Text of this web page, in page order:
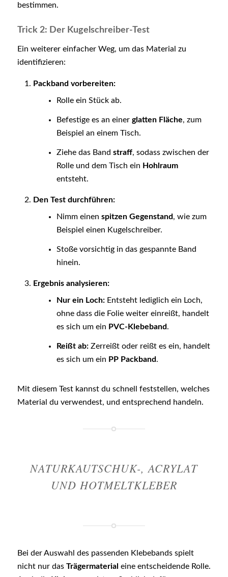
bestimmen.
Trick 2: Der Kugelschreiber-Test
Ein weiterer einfacher Weg, um das Material zu
identifizieren:
Packband vorbereiten:
Rolle ein Stück ab.
Befestige es an einerglatten Fläche, zum
Beispiel an einem Tisch.
Ziehe das Bandstraff, sodass zwischen der
Rolle und dem Tisch ein Hohlraum
entsteht.
Den Test durchführen:
Nimm einenspitzen Gegenstand, wie zum
Beispiel einen Kugelschreiber.
Stoße vorsichtig in das gespannte Band
hinein.
Ergebnis analysieren:
Nur ein Loch: Entsteht lediglich ein Loch,
ohne dass die Folie weiter einreißt, handelt
es sich um ein PVC-Klebeband.
Reißt ab: Zerreißt oder reißt es ein, handelt
es sich um ein PP Packband.
Mit diesem Test kannst du schnell feststellen, welches
Material du verwendest, und entsprechend handeln.
NATURKAUTSCHUK-, ACRYLAT
UND HOTMELTKLEBER
Bei der Auswahl des passenden Klebebands spielt
nicht nur das Trägermaterial eine entscheidende Rolle.